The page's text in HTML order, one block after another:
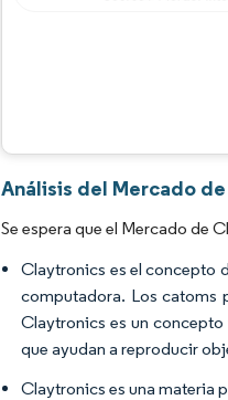
Análisis del Mercado
Se espera que el Mercado de
Claytronics es el concepto
computadora. Los catoms
Claytronics es un
que ayudan a reproducir
Claytronics es una materia